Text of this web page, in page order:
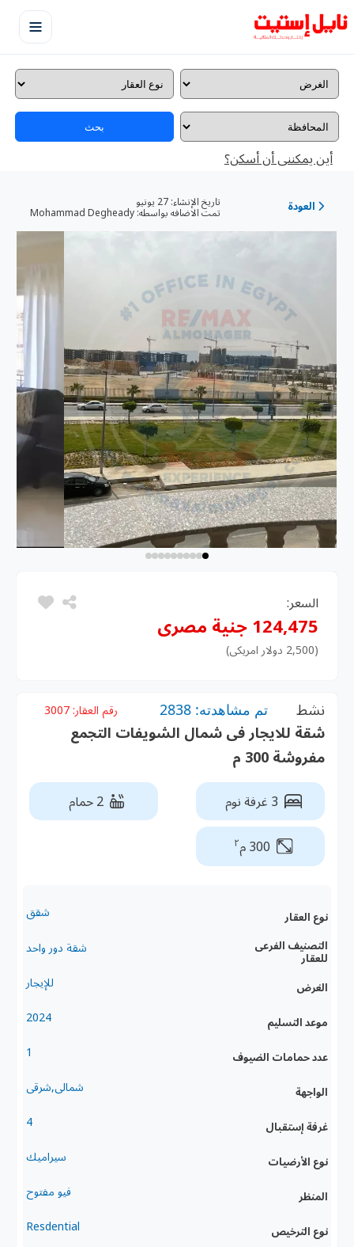
بحث
أين يمكننى أن أسكن؟
العودة تاريخ الإنشاء:
تمت الاضافه بواسطه: Mohammad Degheady
السعر:
124,475 جنية مصرى
(2,500 دولار امريكى)
نشط تم مشاهدته: 2838 رقم العقار:3007
شقة للايجار فى شمال الشويفات التجمع
مفروشة 300 م
3 غرفة نوم 2 حمام
300 م ٢
نوع العقار شقق
التصنيف الفرعى
للعقار
شقة دور واحد
الغرض للإيجار
موعد التسليم 2024
عدد حمامات الضيوف 1
الواجهة شمالى,شرقى
غرفة إستقبال 4
نوع الأرضيات سيراميك
المنظر فيو مفتوح
نوع الترخيص Resdential